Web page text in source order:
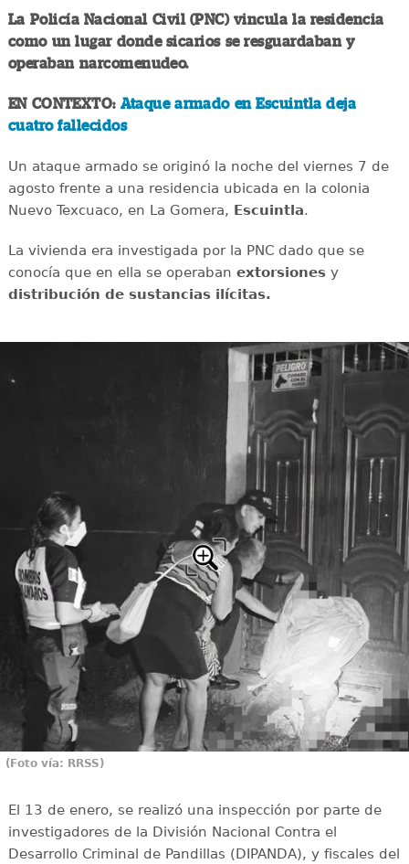
La Policía Nacional Civil (PNC) vincula la residencia
como un lugar donde sicarios se resguardaban y
operaban narcomenudeo.
EN CONTEXTO: Ataque armado en Escuintla deja
cuatro fallecidos
Un ataque armado se originó la noche del viernes 7 de
agosto frente a una residencia ubicada en la colonia
Nuevo Texcuaco, en La Gomera, Escuintla.
La vivienda era investigada por la PNC dado que se
conocía que en ella se operaban extorsionesy
distribución de sustancias ilícitas.
(Foto vía: RRSS)
El 13 de enero, se realizó una inspección por parte de
investigadores de la División Nacional Contra el
Desarrollo Criminal de Pandillas (DIPANDA), y fiscales del